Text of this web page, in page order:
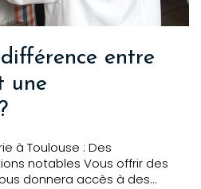
entre
une
à Toulouse : Des
notables Vous offrir des
donnera accès à des…